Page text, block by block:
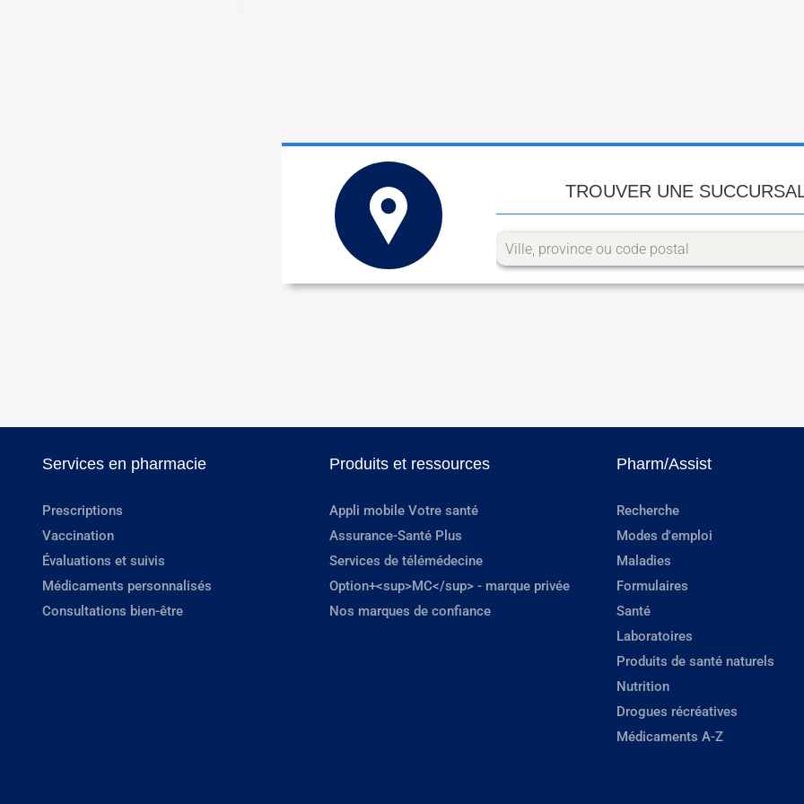
TROUVER UNE
Services en pharmacie
Prescriptions
Vaccination
Évaluations et suivis
Médicaments personnalisés
Consultations bien-être
Produits et ressources
Appli mobile Votre santé
Assurance-Santé Plus
Services de télémédecine
Option+<sup>MC</sup> - marque privée
Nos marques de confiance
Pharm/Assist
Recherche
Modes d'emploi
Maladies
Formulaires
Santé
Laboratoires
Produits de santé naturels
Nutrition
Drogues récréatives
Médicaments A-Z